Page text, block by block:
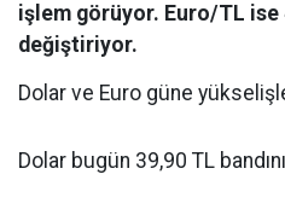
işlem görüyor. Euro/TL ise
değiştiriyor.
Dolar ve Euro güne
Dolar bugün 39,90 TL